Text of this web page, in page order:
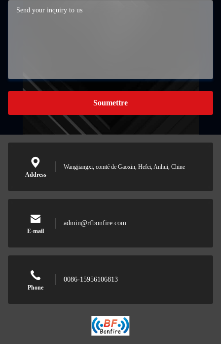
Soumettre
Address
Wangjiangxi, comté de Gaoxin, Hefei, Anhui, Chine
E-mail
admin@rfbonfire.com
Phone
0086-15956106813